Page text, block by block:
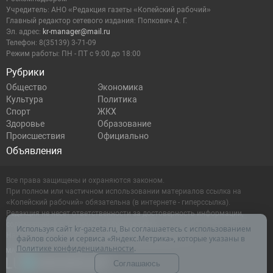
Рубрики
Общество
Экономика
Культура
Политика
Спорт
ЖКХ
Здоровье
Образование
Происшествия
Официально
Объявления
Учредитель: АНО «Редакция газеты «Копейский рабочий»
Главный редактор сетевого издания: Попкович А. Г.
Эл. адрес: kr-manager@mail.ru
Телефон: 8(35139) 3-71-09
Режим работы: ПН - ПТ с 9:00 до 18:00
Все права защищены и охраняются законом.
При полном или частичном использовании материалов ссылка на
«Копейский рабочий» обязательна (в интернете - гиперссылка).
Редакция не несет ответственности за достоверность информации,
содержащейся в рекламных объявлениях.
Настоящий ресурс может содержать материалы 16+
Используя сайт kr-gazeta.ru, Вы соглашаетесь с использованием
файлов cookie и сервиса «Яндекс.Метрика», которые указаны в
Политике конфиденциальности.
Соглашаюсь